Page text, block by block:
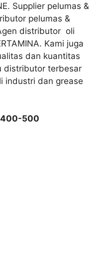
Supplier pelumas &
pelumas &
distributor oli
Kami juga
dan kuantitas
distributor terbesar
industri dan grease
500